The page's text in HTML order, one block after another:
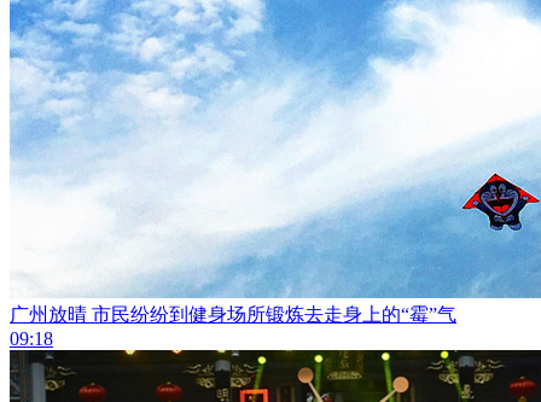
广州放晴 市民纷纷到健身场所锻炼去走身上的“霉”气
09:18